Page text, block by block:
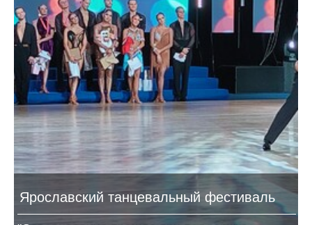
Ярославский танцевальный фестиваль